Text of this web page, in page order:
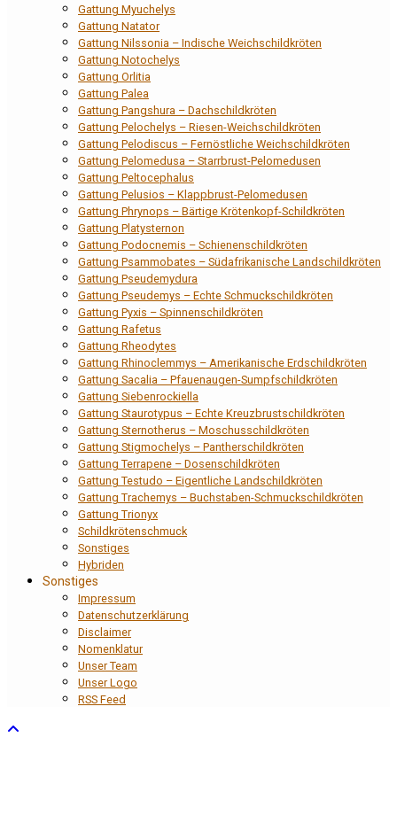
Gattung Myuchelys
Gattung Natator
Gattung Nilssonia – Indische Weichschildkröten
Gattung Notochelys
Gattung Orlitia
Gattung Palea
Gattung Pangshura – Dachschildkröten
Gattung Pelochelys – Riesen-Weichschildkröten
Gattung Pelodiscus – Fernöstliche Weichschildkröten
Gattung Pelomedusa – Starrbrust-Pelomedusen
Gattung Peltocephalus
Gattung Pelusios – Klappbrust-Pelomedusen
Gattung Phrynops – Bärtige Krötenkopf-Schildkröten
Gattung Platysternon
Gattung Podocnemis – Schienenschildkröten
Gattung Psammobates – Südafrikanische Landschildkröten
Gattung Pseudemydura
Gattung Pseudemys – Echte Schmuckschildkröten
Gattung Pyxis – Spinnenschildkröten
Gattung Rafetus
Gattung Rheodytes
Gattung Rhinoclemmys – Amerikanische Erdschildkröten
Gattung Sacalia – Pfauenaugen-Sumpfschildkröten
Gattung Siebenrockiella
Gattung Staurotypus – Echte Kreuzbrustschildkröten
Gattung Sternotherus – Moschusschildkröten
Gattung Stigmochelys – Pantherschildkröten
Gattung Terrapene – Dosenschildkröten
Gattung Testudo – Eigentliche Landschildkröten
Gattung Trachemys – Buchstaben-Schmuckschildkröten
Gattung Trionyx
Schildkrötenschmuck
Sonstiges
Hybriden
Sonstiges
Impressum
Datenschutzerklärung
Disclaimer
Nomenklatur
Unser Team
Unser Logo
RSS Feed